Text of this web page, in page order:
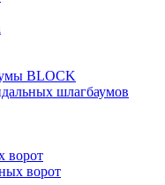
BLOCK
шлагбаумов
ворот
ворот